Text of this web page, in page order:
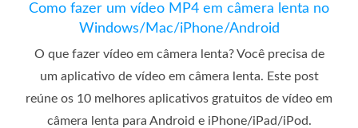
Como fazer um vídeo MP4 em câmera lenta no
Windows/Mac/iPhone/Android
O que fazer vídeo em câmera lenta? Você precisa de
um aplicativo de vídeo em câmera lenta. Este post
reúne os 10 melhores aplicativos gratuitos de vídeo em
câmera lenta para Android e iPhone/iPad/iPod.